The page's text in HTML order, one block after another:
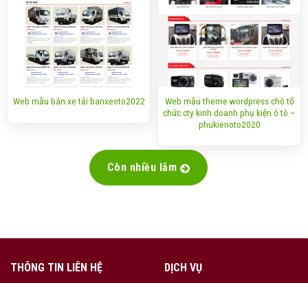
Web mẫu bán xe tải banxeoto2022
Web mẫu theme wordpress chô tổ
chức cty kinh doanh phụ kiện ô tô –
phukienoto2020
Còn nhiều lắm
THÔNG TIN LIÊN HỆ
DỊCH VỤ